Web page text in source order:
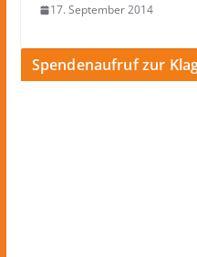
17. September 2014
Spendenaufruf zur